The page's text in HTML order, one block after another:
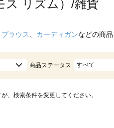
ス リズム）/雑貨
ラウス カーディガンなどの商
商品ステータス すべて
、検索条件を変更してください。